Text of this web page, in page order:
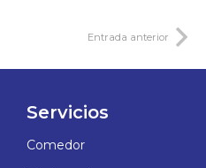
Entrada anterior
Servicios
Comedor